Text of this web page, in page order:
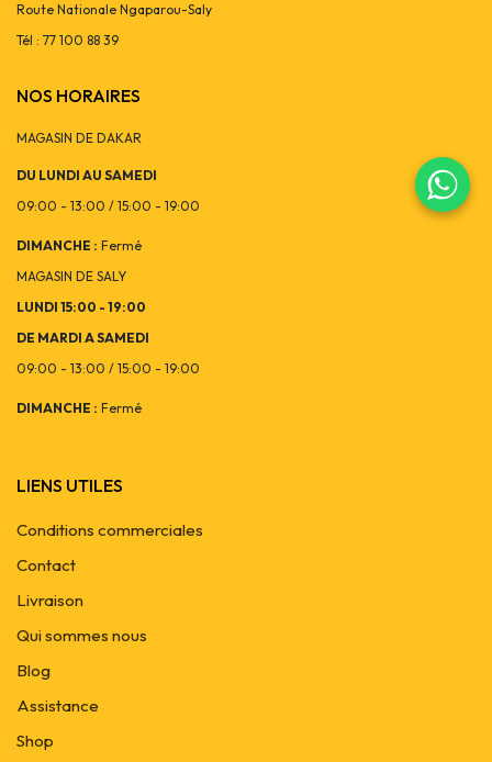
Route Nationale Ngaparou-Saly
Tél : 77 100 88 39
NOS HORAIRES
MAGASIN DE DAKAR
DU LUNDI AU SAMEDI
09:00 - 13:00 / 15:00 - 19:00
DIMANCHE : Fermé
MAGASIN DE SALY
LUNDI 15:00 - 19:00
DE MARDI A SAMEDI
09:00 - 13:00 / 15:00 - 19:00
DIMANCHE : Fermé
LIENS UTILES
Conditions commerciales
Contact
Livraison
Qui sommes nous
Blog
Assistance
Shop